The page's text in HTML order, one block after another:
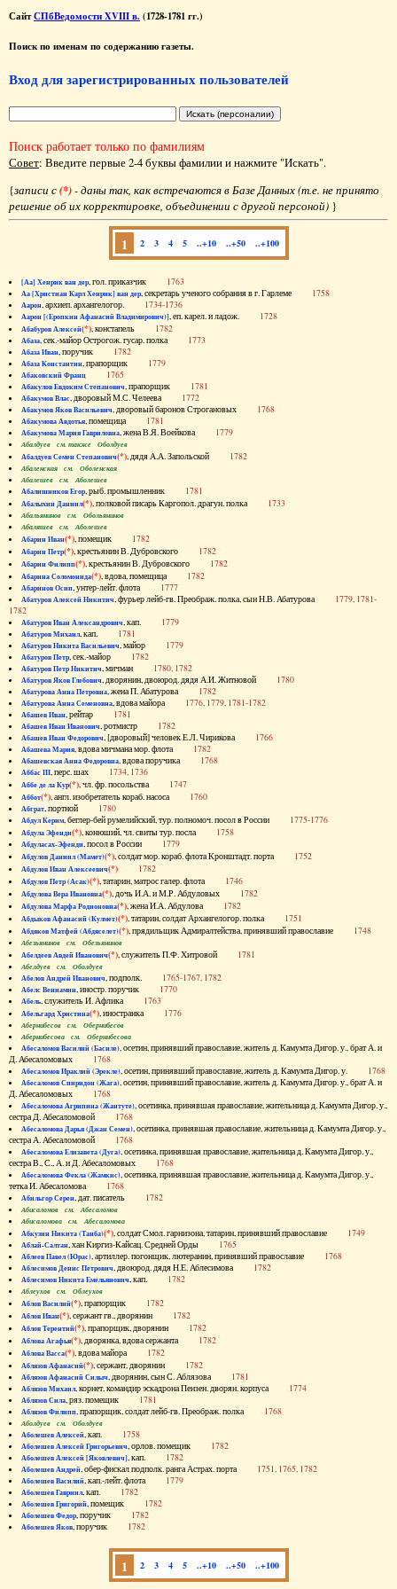
СайтСПбВедомости XVIII в. (1728-1781 гг.)
Поиск по именам по содержанию газеты.
Вход для зарегистрированных пользователей
Поиск работает только по фамилиям
Совет: Введите первые 2-4 буквы фамилии и нажмите "Искать".
{записи с(*)- даны так, как встречаются в Базе Данных (т.е. не принято
решение об их корректировке, объединении с другой персоной) }
1 2 3 4 5 ..+10 ..+50 ..+100
[Аа] Хенрик ван дер, гол. приказчик 1763
Аа [Христиан Карл Хенрик] ван дер, секретарь ученого собрания в г. Гарлеме 1758
Аарон, архиеп. архангелогор. 1734-1736
Аарон [(Еропкин Афанасий Владимирович)], еп. карел. и ладож. 1728
Абабуров Алексей(*), констапель 1782
Абаза, сек.-майор Острогож. гусар. полка 1773
Абаза Иван, поручик 1782
Абаза Константин, прапорщик 1779
Абаковский Франц 1765
Абакулов Евдоким Степанович, прапорщик 1781
Абакумов Влас, дворовый М.С. Челеева 1772
Абакумов Яков Васильевич, дворовый баронов Строгановых 1768
Абакумова Авдотья, помещица 1781
Абакумова Мария Гавриловна, жена В.Я. Воейкова 1779
Абалдуев см. также Оболдуев
Абалдуев Семен Степанович(*), дядя А.А. Запольской 1782
Абаленская см. Оболенская
Абалешев см. Аболешев
Абалишников Егор, рыб. промышленник 1781
Абалыхин Даниил(*), полковой писарь Каргопол. драгун. полка 1733
Абальянинов см. Обольянинов
Абаляшев см. Аболешев
Абарин Иван(*), помещик 1782
Абарин Петр(*), крестьянин В. Дубровского 1782
Абарин Филипп(*), крестьянин В. Дубровского 1782
Абарина Соломонида(*), вдова, помещица 1782
Абаринов Осип, унтер-лейт. флота 1777
Абатуров Алексей Никитич, фурьер лейб-гв. Преображ. полка, сын Н.В. Абатурова 1779, 1781-
1782
Абатуров Иван Александрович, кап. 1779
Абатуров Михаил, кап. 1781
Абатуров Никита Васильевич, майор 1779
Абатуров Петр, сек.-майор 1782
Абатуров Петр Никитич, мичман 1780, 1782
Абатуров Яков Глебович, дворянин, двоюрод. дядя А.И. Житновой 1780
Абатурова Анна Петровна, жена П. Абатурова 1782
Абатурова Анна Семеновна, вдова майора 1776, 1779, 1781-1782
Абашев Иван, рейтар 1781
Абашев Иван Иванович, ротмистр 1782
Абашев Иван Федорович, [дворовый] человек Е.Л. Чирикова 1766
Абашева Мария, вдова мичмана мор. флота 1782
Абашевская Анна Федоровна, вдова поручика 1768
Аббас III, перс. шах 1734, 1736
Аббе де ла Кур(*), чл. фр. посольства 1747
Аббот(*), англ. изобретатель кораб. насоса 1760
Абграт, портной 1780
Абдул Керим, беглер-бей румелийский, тур. полномоч. посол в России 1775-1776
Абдула Эфенди(*), конюший, чл. свиты тур. посла 1758
Абдуласах-Эфенди, посол в России 1779
Абдулов Даниил (Мамет)(*), солдат мор. кораб. флота Кронштадт. порта 1752
Абдулов Иван Алексеевич(*) 1782
Абдулов Петр (Асак)(*), татарин, матрос галер. флота 1746
Абдулова Вера Ивановна(*), дочь И.А. и М.Р. Абдуловых 1782
Абдулова Марфа Родионовна(*), жена И.А. Абдулова 1782
Абдыков Афанасий (Кулмет)(*), татарин, солдат Архангелогор. полка 1751
Абдяков Матфей (Абдяселет)(*), прядильщик Адмиралтейства, принявший православие 1748
Абезьянинов см. Обезьянинов
Абелдеев Авдей Иванович(*), служитель П.Ф. Хитровой 1781
Абелдуев см. Оболдуев
Абелов Андрей Иванович, подполк. 1765-1767, 1782
Абелс Вениамин, иностр. поручик 1770
Абель, служитель И. Афлика 1763
Абельгард Христина(*), иностранка 1776
Абернибесов см. Обернибесов
Абернибесова см. Обернибесова
Абесаломов Василий (Басиле), осетин, принявший православие, житель д. Камумта Дигор. у., брат А. и
Д. Абесаломовых 1768
Абесаломов Ираклий (Эрекле), осетин, принявший православие, житель д. Камумта Дигор. у. 1768
Абесаломов Спиридон (Жага), осетин, принявший православие, житель д. Камумта Дигор. у., брат А. и
Д. Абесаломовых 1768
Абесаломова Агрипина (Жантуте), осетинка, принявшая православие, жительница д. Камумта Дигор. у.,
сестра Д. Абесаломовой 1768
Абесаломова Дарья (Джан Семен), осетинка, принявшая православие, жительница д. Камумта Дигор. у.,
сестра А. Абесаломовой 1768
Абесаломова Елизавета (Дуга), осетинка, принявшая православие, жительница д. Камумта Дигор. у.,
сестра В., С., А. и Д. Абесаломовых 1768
Абесаломова Фекла (Жамкис), осетинка, принявшая православие, жительница д. Камумта Дигор. у.,
тетка И. Абесаломова 1768
Абильгор Серен, дат. писатель 1782
Абисаломов см. Абесаломов
Абисаломова см. Абесаломова
Абкузин Никита (Танба)(*), солдат Смол. гарнизона, татарин, принявший православие 1749
Аблай-Салтан, хан Киргиз-Кайсац. Средней Орды 1765
Аблеев Павел (Юрас), артиллер. погонщик, лютеранин, принявший православие 1768
Аблесимов Денис Петрович, двоюрод. дядя Н.Е. Аблесимова 1782
Аблесимов Никита Емельянович, кап. 1782
Аблеухов см. Облеухов
Аблов Василий(*), прапорщик 1782
Аблов Иван(*), сержант гв., дворянин 1782
Аблов Терентий(*), прапорщик, дворянин 1782
Аблова Агафья(*), дворянка, вдова сержанта 1782
Аблова Васса(*), вдова майора 1782
Аблязов Афанасий(*), сержант, дворянин 1782
Аблязов Афанасий Силыч, дворянин, сын С. Аблязова 1781
Аблязов Михаил, корнет, командир эскадрона Пензен. дворян. корпуса 1774
Аблязов Сила, ряз. помещик 1781
Аблязов Филипп, прапорщик, солдат лейб-гв. Преображ. полка 1768
Аболдуев см. Оболдуев
Аболешев Алексей, кап. 1758
Аболешев Алексей Григорьевич, орлов. помещик 1782
Аболешев Алексей [Яковлевич], кап. 1782
Аболешев Андрей, обер-фискал подполк. ранга Астрах. порта 1751, 1765, 1782
Аболешев Василий, кап.-лейт. флота 1779
Аболешев Гавриил, кап. 1782
Аболешев Григорий, помещик 1782
Аболешев Федор, поручик 1782
Аболешев Яков, поручик 1782
1 2 3 4 5 ..+10 ..+50 ..+100